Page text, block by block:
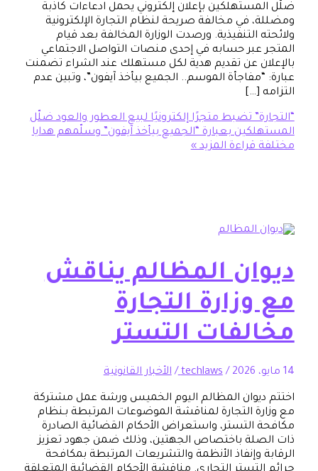
بإعلان إلكتروني يحمل ادعاءات كاذبة
في مخالفة صريحة لنظام التجارة الإلكترونية
التنفيذية. ورصدت الوزارة المخالفة بعد قيام
عبر حسابه في إحدى منصات التواصل الاجتماعي
عن تقديم هدية لكل مستهلك عند الشراء تضمنت
الموسم.. الجميع بيأخذ آيفون”، وتبين عدم
تضبط متجرًا إلكترونيًا لبيع العطور والعود ضلّل
بعبارة “الجميع بيأخذ آيفون” وسلّمهم هدايا
قراءة المزيد »
المظالم يناقش
التجارة
التستر
/
techlaws
/الأخبار القانونية
المظالم اليوم الخميس ورشة عمل مشتركة
التجارة لمناقشة الموضوعات المرتبطة بـنظام
واستعراض الأحكام القضائية الصادرة
باختصاص الجهتين، وذلك ضمن جهود تعزيز
وإنفاذ الأنظمة والتشريعات المرتبطة بمكافحة